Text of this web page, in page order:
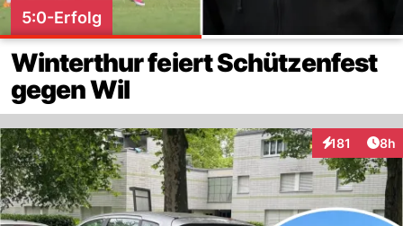
5:0-Erfolg
Winterthur feiert Schützenfest
gegen Wil
181
Interaktionen
8h